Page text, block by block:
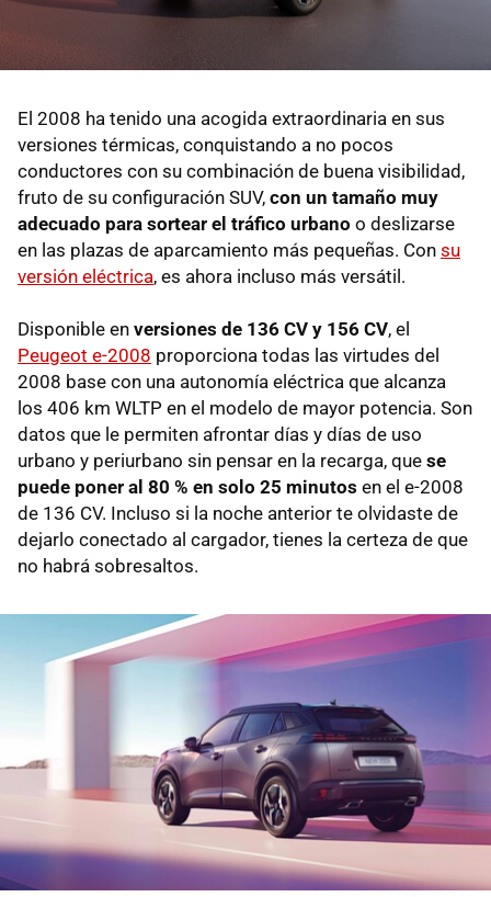
El 2008 ha tenido una acogida extraordinaria en sus
versiones térmicas, conquistando a no pocos
conductores con su combinación de buena visibilidad,
fruto de su configuración SUV, con un tamaño muy
adecuado para sortear el tráfico urbano o deslizarse
en las plazas de aparcamiento más pequeñas. Con su
versión eléctrica, es ahora incluso más versátil.
Disponible en versiones de 136 CV y 156 CV, el
Peugeot e-2008 proporciona todas las virtudes del
2008 base con una autonomía eléctrica que alcanza
los 406 km WLTP en el modelo de mayor potencia. Son
datos que le permiten afrontar días y días de uso
urbano y periurbano sin pensar en la recarga, que se
puede poner al 80 % en solo 25 minutos en el e-2008
de 136 CV. Incluso si la noche anterior te olvidaste de
dejarlo conectado al cargador, tienes la certeza de que
no habrá sobresaltos.